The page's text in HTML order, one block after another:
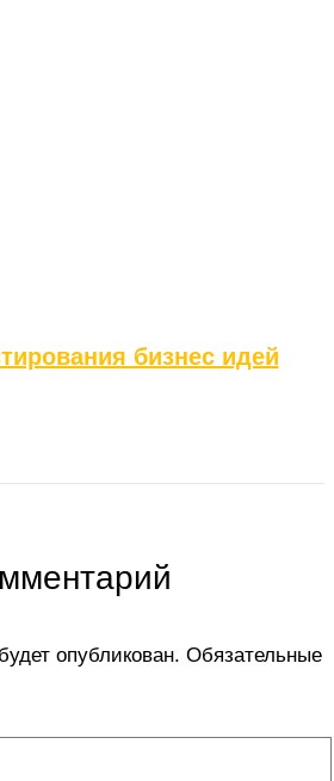
бизнес идей
опубликован. Обязательные